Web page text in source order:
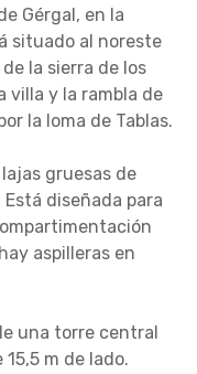
Gérgal, en la
situado al noreste
la sierra de los
villa y la rambla de
la loma de Tablas.
gruesas de
diseñada para
aspilleras en
una torre central
m de lado.